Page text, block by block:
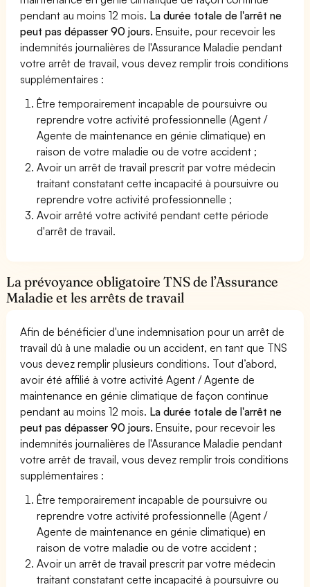
pendant au moins 12 mois. La durée totale de l'arrêt ne
peut pas dépasser 90 jours. Ensuite, pour recevoir les
indemnités journalières de l'Assurance Maladie pendant
votre arrêt de travail, vous devez remplir trois conditions
supplémentaires :
Être temporairement incapable de poursuivre ou
reprendre votre activité professionnelle (Agent /
Agente de maintenance en génie climatique) en
raison de votre maladie ou de votre accident ;
Avoir un arrêt de travail prescrit par votre médecin
traitant constatant cette incapacité à poursuivre ou
reprendre votre activité professionnelle ;
Avoir arrêté votre activité pendant cette période
d'arrêt de travail.
La prévoyance obligatoire TNS de l’Assurance
Maladie et les arrêts de travail
Afin de bénéficier d'une indemnisation pour un arrêt de
travail dû à une maladie ou un accident, en tant que TNS
vous devez remplir plusieurs conditions. Tout d’abord,
avoir été affilié à votre activité Agent / Agente de
maintenance en génie climatique de façon continue
pendant au moins 12 mois. La durée totale de l'arrêt ne
peut pas dépasser 90 jours. Ensuite, pour recevoir les
indemnités journalières de l'Assurance Maladie pendant
votre arrêt de travail, vous devez remplir trois conditions
supplémentaires :
Être temporairement incapable de poursuivre ou
reprendre votre activité professionnelle (Agent /
Agente de maintenance en génie climatique) en
raison de votre maladie ou de votre accident ;
Avoir un arrêt de travail prescrit par votre médecin
traitant constatant cette incapacité à poursuivre ou